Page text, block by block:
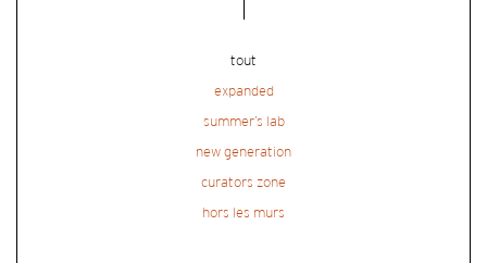
tout
expanded
summer’s lab
new generation
curators zone
hors les murs